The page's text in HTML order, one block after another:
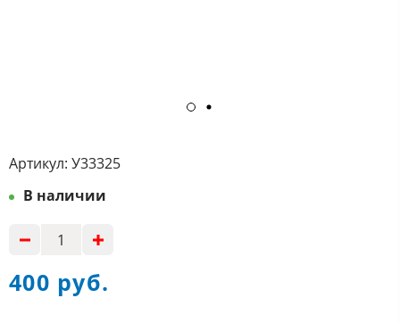
Артикул: У33325
В наличии
400 руб.